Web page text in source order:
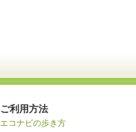
ご利用方法
エコナビの歩き方